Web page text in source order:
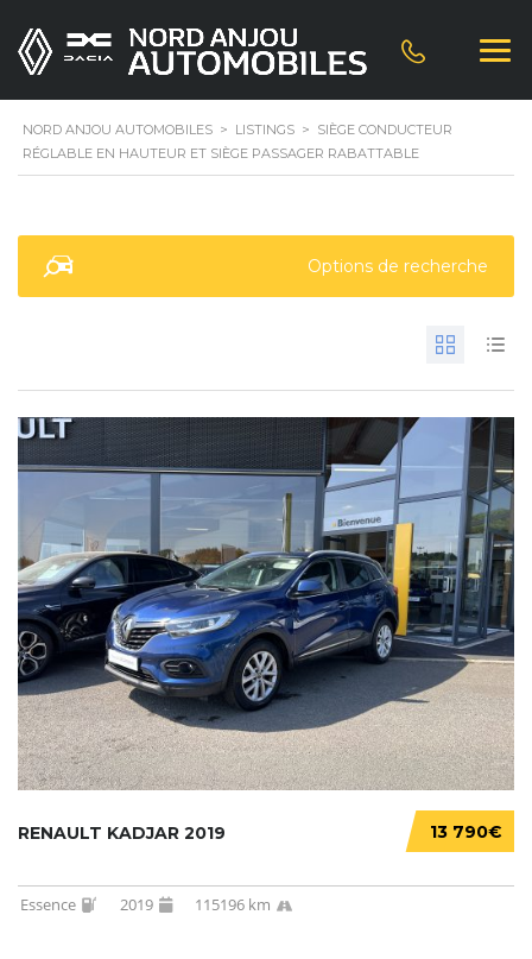
NORD ANJOU AUTOMOBILES > LISTINGS > SIÈGE CONDUCTEUR
RÉGLABLE EN HAUTEUR ET SIÈGE PASSAGER RABATTABLE
Options de recherche
13 790€
RENAULT KADJAR 2019
Essence 2019 115196 km